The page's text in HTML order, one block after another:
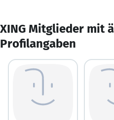
XING Mitglieder mit
Profilangaben